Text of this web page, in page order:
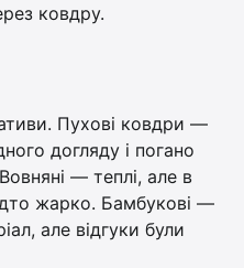
ковдру.
Пухові ковдри —
догляду і погано
— теплі, але в
жарко. Бамбукові —
але відгуки були